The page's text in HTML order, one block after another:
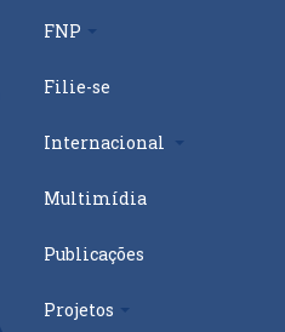
FNP
Filie-se
Internacional
Multimídia
Publicações
Projetos